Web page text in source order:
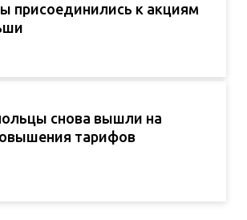
присоединились к акциям
снова вышли на
тарифов